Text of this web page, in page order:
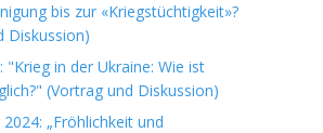
bis zur «Kriegstüchtigkeit»?
Diskussion)
"Krieg in der Ukraine: Wie ist
(Vortrag und Diskussion)
„Fröhlichkeit und